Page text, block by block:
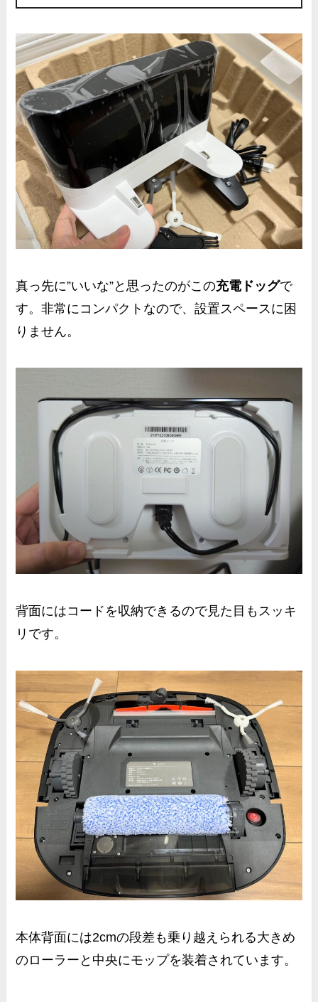
真っ先に”いいな”と思ったのがこの充電ドッグで
す。非常にコンパクト なので、設置スペースに困
りません。
背面にはコードを収納できるので見た目もスッキ
リです。
本体背面には2cmの段差も乗り越えられる大きめ
のローラーと中央にモップを装着されています。